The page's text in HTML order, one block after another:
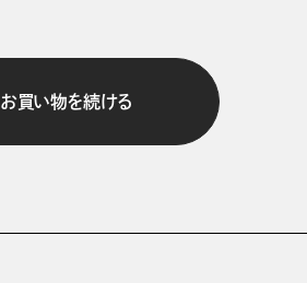
お買い物を続ける